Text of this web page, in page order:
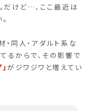
だけど…、ここ最近は
・同人・アダルト系な
るからで、その影響で
がジワジワと増えてい